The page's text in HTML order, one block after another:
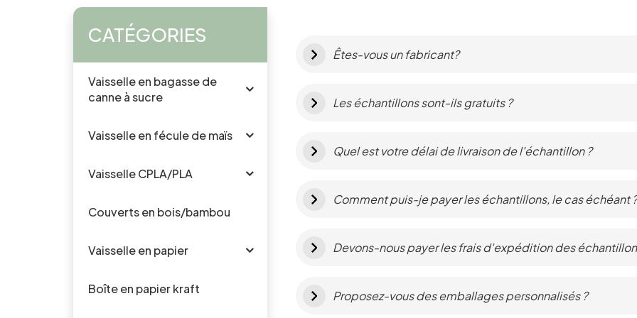
Êtes-vous un fabricant?
Les échantillons sont-ils gratuits ?
Quel est votre délai de livraison de l'échantillon ?
Comment puis-je payer les échantillons, le cas échéant ?
Devons-nous payer les frais d'expédition des
Proposez-vous des emballages personnalisés ?
CATÉGORIES
Vaisselle en bagasse de
canne à sucre
Vaisselle en fécule de maïs
Vaisselle CPLA/PLA
Couverts en bois/bambou
Vaisselle en papier
Boîte en papier kraft